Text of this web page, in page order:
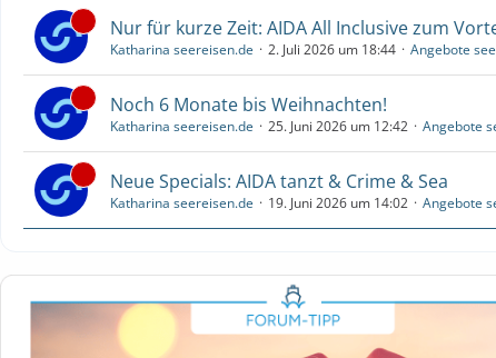
Nur für kurze Zeit: AIDA All Inclusive zum
Katharina seereisen.de 2. Juli 2026 um 18:44 Angebote
Noch 6 Monate bis Weihnachten!
Katharina seereisen.de 25. Juni 2026 um 12:42 Angebote
Neue Specials: AIDA tanzt & Crime & Sea
Katharina seereisen.de 19. Juni 2026 um 14:02 Angebote